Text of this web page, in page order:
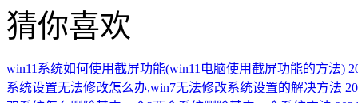
猜你喜欢
win11系统如何使用截屏功能(win11电脑使用截屏功能的方法)
系统设置无法修改怎么办,win7无法修改系统设置的解决方法